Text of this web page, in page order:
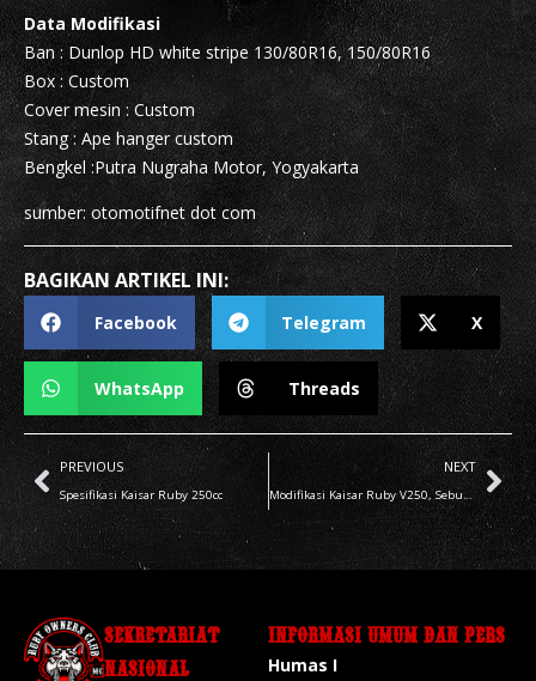
Data Modifikasi
Ban : Dunlop HD white stripe 130/80R16, 150/80R16
Box : Custom
Cover mesin : Custom
Stang : Ape hanger custom
Bengkel :Putra Nugraha Motor, Yogyakarta
sumber: otomotifnet dot com
BAGIKAN ARTIKEL INI:
Facebook Telegram X
WhatsApp Threads
PREVIOUS
Spesifikasi Kaisar Ruby 250cc
NEXT
Modifikasi Kaisar Ruby V250, Sebut Saja Ini Softail Fatboy!
SEKRETARIAT
NASIONAL
INFORMASI UMUM DAN PERS
Humas I